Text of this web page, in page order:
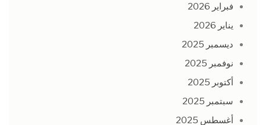
فبراير 2026
يناير 2026
ديسمبر 2025
نوفمبر 2025
أكتوبر 2025
سبتمبر 2025
أغسطس 2025